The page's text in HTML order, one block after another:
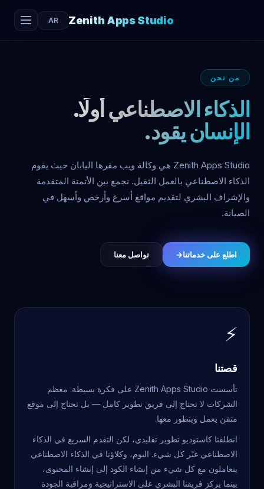
Zenith Apps Studio
AR
من نحن
الذكاء الاصطناعي أولًا.
الإنسان يقود.
Zenith Apps Studio هي وكالة ويب مقرها اليابان حيث يقوم
الذكاء الاصطناعي بالعمل الثقيل. نجمع بين الأتمتة المتقدمة
والإشراف البشري لتقديم مواقع أسرع وأرخص وأسهل في
الصيانة.
اطلع على خدماتنا→ تواصل معنا
⚡
قصتنا
تأسست Zenith Apps Studio على فكرة بسيطة: معظم
الشركات لا تحتاج إلى فريق تطوير كامل — بل تحتاج إلى موقع
متقن يعمل ويتطور معها.
انطلقنا كاستوديو تطوير تقليدي، لكن التقدم السريع في الذكاء
الاصطناعي غيّر كل شيء. اليوم، وكلاؤنا في الذكاء الاصطناعي
يتعاملون مع كل شيء من إنشاء الكود إلى إنشاء المحتوى،
بينما يركز فريقنا البشري على الاستراتيجية ومراقبة الجودة